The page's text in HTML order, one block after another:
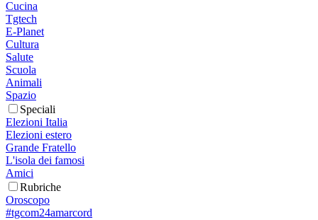
Cucina
Tgtech
E-Planet
Cultura
Salute
Scuola
Animali
Spazio
Speciali
Elezioni Italia
Elezioni estero
Grande Fratello
L'isola dei famosi
Amici
Rubriche
Oroscopo
#tgcom24amarcord